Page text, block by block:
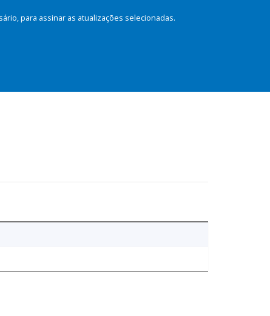
para assinar as atualizações selecionadas.